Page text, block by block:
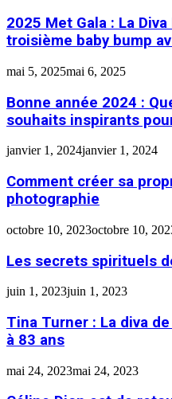
2025 Met Gala : La
troisième baby bump
mai 5, 2025mai 6, 2025
Bonne année 2024 :
souhaits inspirants
janvier 1, 2024janvier 1, 2024
Comment créer sa
photographie
octobre 10, 2023octobre 10,
Les secrets spirituels
juin 1, 2023juin 1, 2023
Tina Turner : La diva
à 83 ans
mai 24, 2023mai 24, 2023